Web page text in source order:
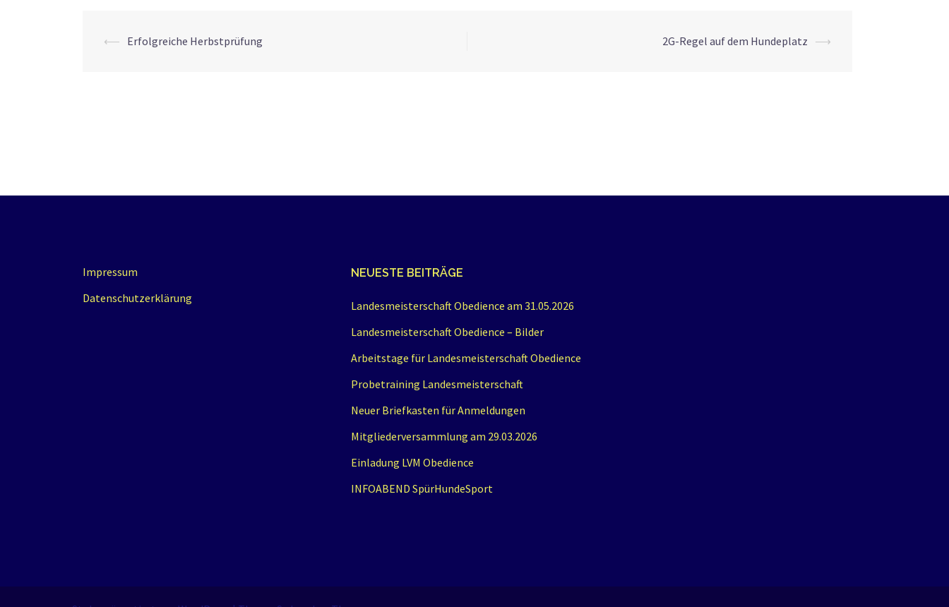
Beitrags-
⟵ Erfolgreiche Herbstprüfung 2G-Regel auf dem Hundeplatz ⟶
Impressum
Datenschutzerklärung
NEUESTE BEITRÄGE
Landesmeisterschaft Obedience am 31.05.2026
Landesmeisterschaft Obedience – Bilder
Arbeitstage für Landesmeisterschaft Obedience
Probetraining Landesmeisterschaft
Neuer Briefkasten für Anmeldungen
Mitgliederversammlung am 29.03.2026
Einladung LVM Obedience
INFOABEND SpürHundeSport